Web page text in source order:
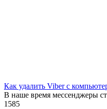
Как удалить Viber с
В наше время мессенджеры
1 585